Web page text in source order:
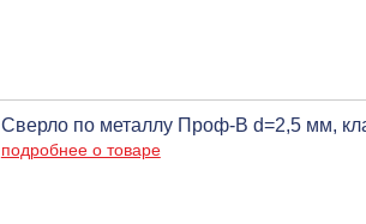
Сверло по металлу Проф-В d=2,5 мм,
подробнее о товаре